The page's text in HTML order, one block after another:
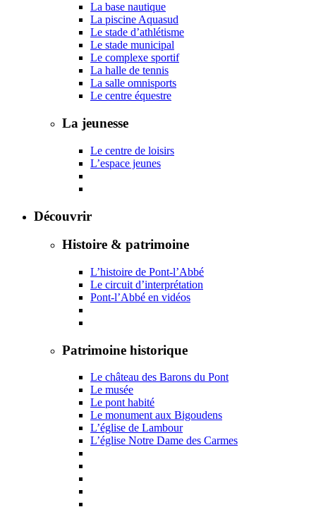
La base nautique
La piscine Aquasud
Le stade d’athlétisme
Le stade municipal
Le complexe sportif
La halle de tennis
La salle omnisports
Le centre équestre
La jeunesse
Le centre de loisirs
L’espace jeunes
Découvrir
Histoire & patrimoine
L’histoire de Pont-l’Abbé
Le circuit d’interprétation
Pont-l’Abbé en vidéos
Patrimoine historique
Le château des Barons du Pont
Le musée
Le pont habité
Le monument aux Bigoudens
L’église de Lambour
L’église Notre Dame des Carmes